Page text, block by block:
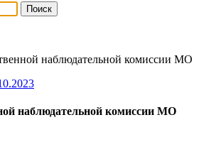
наблюдательной комиссии МО
наблюдательной комиссии МО